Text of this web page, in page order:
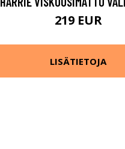
219 EUR
LISÄTIETOJA